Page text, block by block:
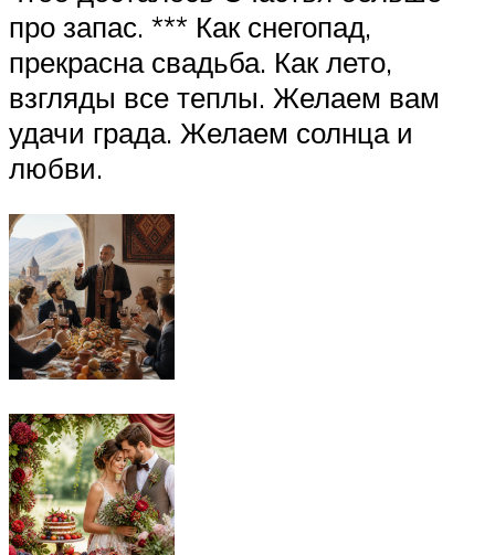
про запас. *** Как снегопад,
прекрасна свадьба. Как лето,
взгляды все теплы. Желаем вам
удачи града. Желаем солнца и
любви.